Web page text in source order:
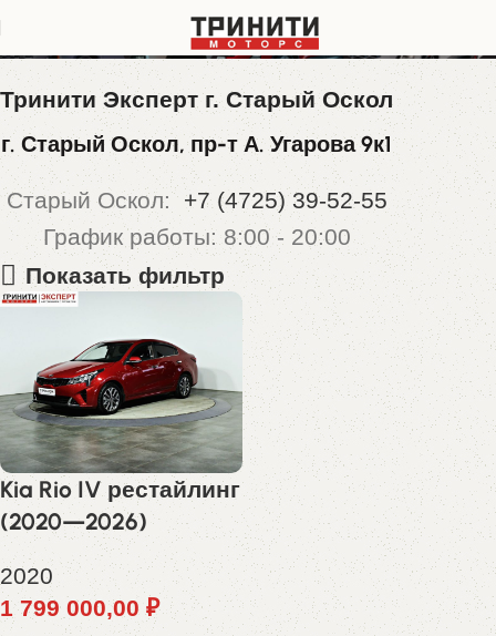
Z94C341BBMR197505
Тринити Эксперт г. Старый Оскол
г. Старый Оскол, пр-т А. Угарова 9к1
Старый Оскол: +7 (4725) 39-52-55
График работы: 8:00 - 20:00
Показать фильтр
Kia Rio IV рестайлинг
(2020—2026)
2020
1 799 000,00₽